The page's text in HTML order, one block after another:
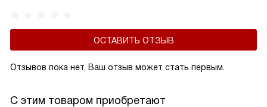
ОСТАВИТЬ ОТЗЫВ
Отзывов пока нет, Ваш отзыв может стать первым.
С этим товаром приобретают